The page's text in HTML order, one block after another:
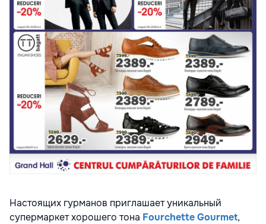
Настоящих гурманов приглашает уникальный
супермаркет хорошего тона Fourchette Gourmet,